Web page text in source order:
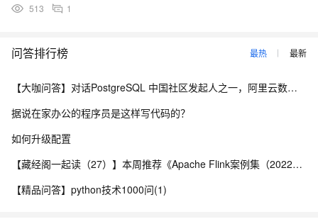
513 1
问答排行榜 最热 最新
【大咖问答】对话PostgreSQL 中国社区发起人之一，阿里云数据库高级专家 德哥
据说在家办公的程序员是这样写代码的？
如何升级配置
【藏经阁一起读（27）】本周推荐《Apache Flink案例集（2022版）》，你有哪些心得？
【精品问答】python技术1000问(1)